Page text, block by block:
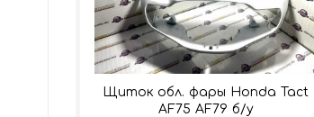
Щиток обл. фары Honda Tact
AF75 AF79 б/у